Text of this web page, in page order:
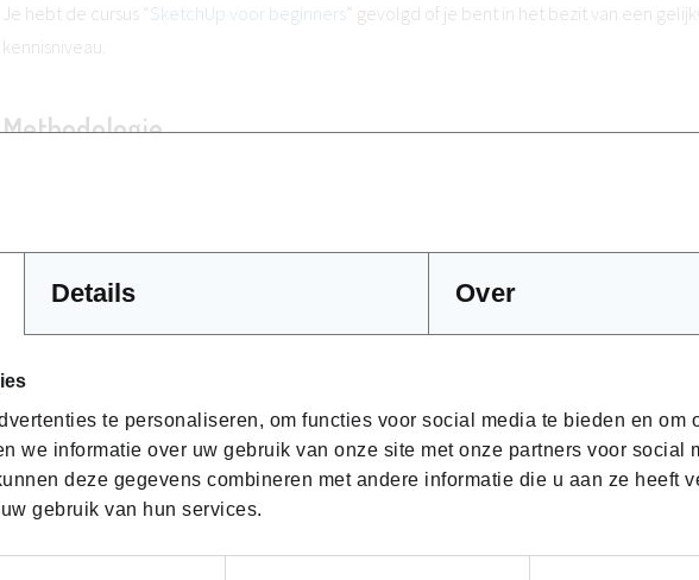
Details Over
te personaliseren, om functies voor social media te bieden en om
we informatie over uw gebruik van onze site met onze partners voor social
deze gegevens combineren met andere informatie die u aan ze heeft
gebruik van hun services.
Je hebt de cursus “SketchUp voor beginners” gevolgd of je bent in het bezit van een
kennisniveau.
Methodologie
Verbinding met Sketch-Up
Doorsnedes en aanzichten
Aanduidingen en maten
Moodboards maken